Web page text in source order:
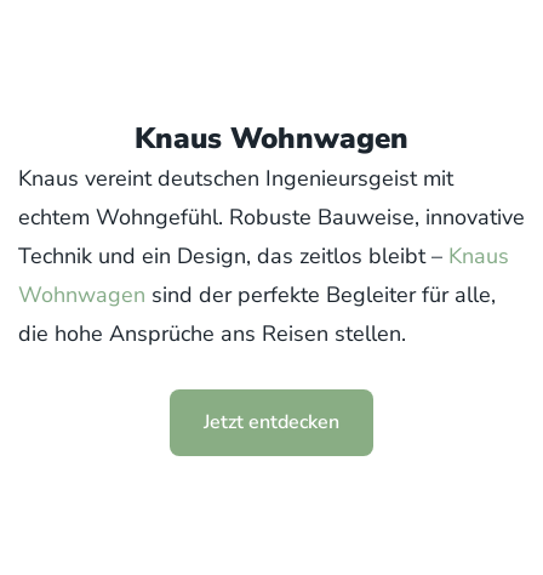
Knaus Wohnwagen
Knaus vereint deutschen Ingenieursgeist mit
echtem Wohngefühl. Robuste Bauweise, innovative
Technik und ein Design, das zeitlos bleibt – Knaus
Wohnwagen sind der perfekte Begleiter für alle,
die hohe Ansprüche ans Reisen stellen.
Jetzt entdecken